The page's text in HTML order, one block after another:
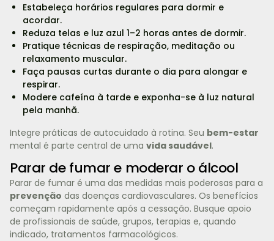
Estabeleça horários regulares para dormir e
acordar.
Reduza telas e luz azul 1–2 horas antes de dormir.
Pratique técnicas de respiração, meditação ou
relaxamento muscular.
Faça pausas curtas durante o dia para alongar e
respirar.
Modere cafeína à tarde e exponha-se à luz natural
pela manhã.
Integre práticas de autocuidado à rotina. Seu bem-estar
mental é parte central de uma vida saudável.
Parar de fumar e moderar o álcool
Parar de fumar é uma das medidas mais poderosas para a
prevenção das doenças cardiovasculares. Os benefícios
começam rapidamente após a cessação. Busque apoio
de profissionais de saúde, grupos, terapias e, quando
indicado, tratamentos farmacológicos.